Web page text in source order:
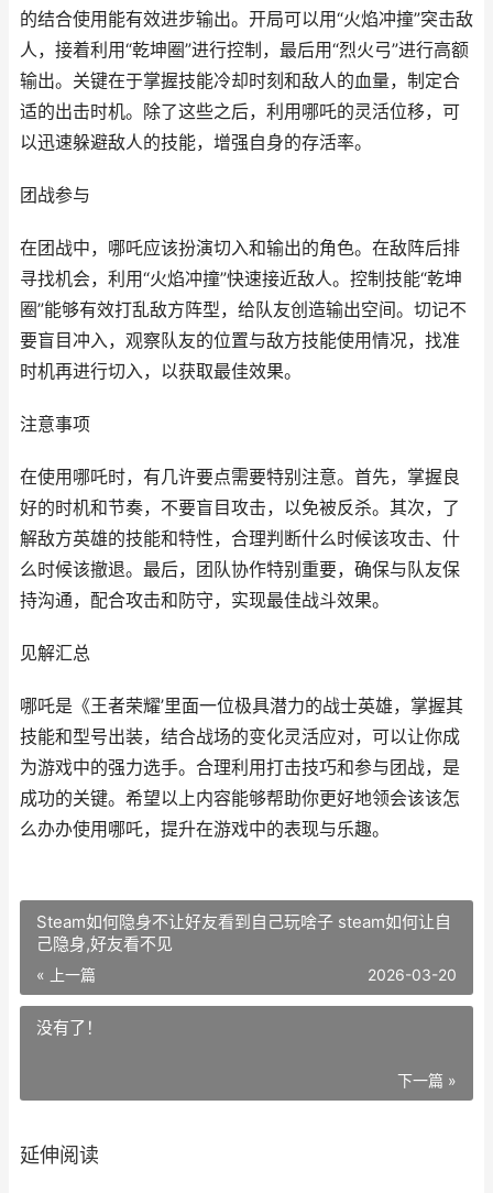
的结合使用能有效进步输出。开局可以用“火焰冲撞”突击敌
人，接着利用“乾坤圈”进行控制，最后用“烈火弓”进行高额
输出。关键在于掌握技能冷却时刻和敌人的血量，制定合
适的出击时机。除了这些之后，利用哪吒的灵活位移，可
以迅速躲避敌人的技能，增强自身的存活率。
团战参与
在团战中，哪吒应该扮演切入和输出的角色。在敌阵后排
寻找机会，利用“火焰冲撞”快速接近敌人。控制技能“乾坤
圈”能够有效打乱敌方阵型，给队友创造输出空间。切记不
要盲目冲入，观察队友的位置与敌方技能使用情况，找准
时机再进行切入，以获取最佳效果。
注意事项
在使用哪吒时，有几许要点需要特别注意。首先，掌握良
好的时机和节奏，不要盲目攻击，以免被反杀。其次，了
解敌方英雄的技能和特性，合理判断什么时候该攻击、什
么时候该撤退。最后，团队协作特别重要，确保与队友保
持沟通，配合攻击和防守，实现最佳战斗效果。
见解汇总
哪吒是《王者荣耀’里面一位极具潜力的战士英雄，掌握其
技能和型号出装，结合战场的变化灵活应对，可以让你成
为游戏中的强力选手。合理利用打击技巧和参与团战，是
成功的关键。希望以上内容能够帮助你更好地领会该该怎
么办办使用哪吒，提升在游戏中的表现与乐趣。
Steam如何隐身不让好友看到自己玩啥子 steam如何让自
己隐身,好友看不见
« 上一篇 2026-03-20
没有了！
下一篇 »
延伸阅读